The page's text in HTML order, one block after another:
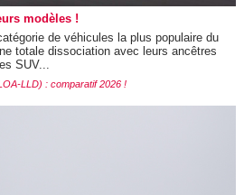
modèles !
de véhicules la plus populaire du
totale dissociation avec leurs ancêtres
SUV...
LLD) : comparatif 2026 !